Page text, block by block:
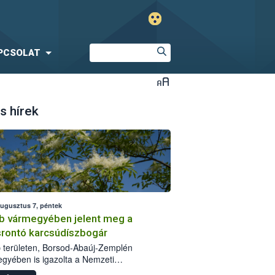
hírek
7, péntek
vármegyében jelent meg a
karcsúdíszbogár
területen, Borsod-Abaúj-Zemplén
is igazolta a Nemzeti
biztonsági Hivatal (Nébih) a